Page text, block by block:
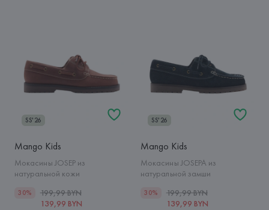
SS'26
Mango Kids
Мокасины JOSEP из
натуральной кожи
30%
199,99 BYN
139,99 BYN
SS'26
Mango Kids
Мокасины JOSEPA из
натуральной замши
30%
199,99 BYN
139,99 BYN